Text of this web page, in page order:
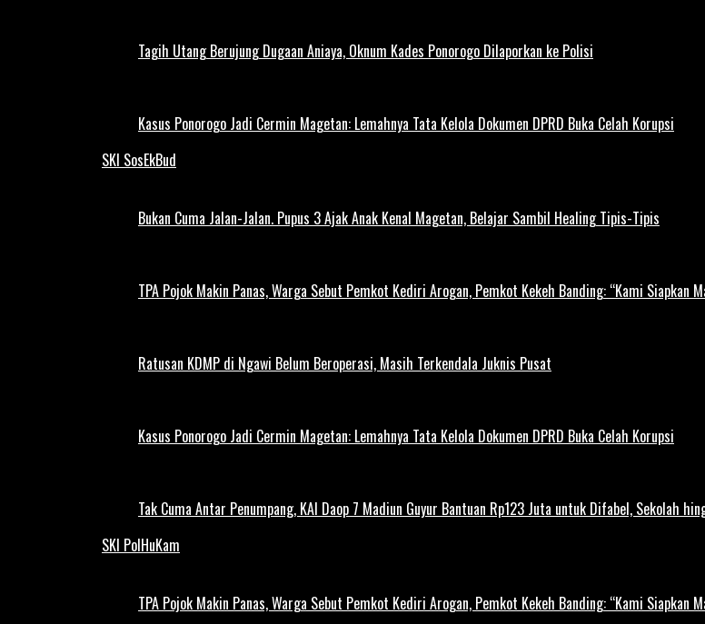
Tagih Utang Berujung Dugaan Aniaya, Oknum Kades Ponorogo Dilaporkan ke Polisi
Kasus Ponorogo Jadi Cermin Magetan: Lemahnya Tata Kelola Dokumen DPRD Buka Celah Korupsi
SKI SosEkBud
Bukan Cuma Jalan-Jalan. Pupus 3 Ajak Anak Kenal Magetan, Belajar Sambil Healing Tipis-Tipis
TPA Pojok Makin Panas, Warga Sebut Pemkot Kediri Arogan, Pemkot Kekeh Banding: “Kami Siapkan
Ratusan KDMP di Ngawi Belum Beroperasi, Masih Terkendala Juknis Pusat
Kasus Ponorogo Jadi Cermin Magetan: Lemahnya Tata Kelola Dokumen DPRD Buka Celah Korupsi
Tak Cuma Antar Penumpang, KAI Daop 7 Madiun Guyur Bantuan Rp123 Juta untuk Difabel, Sekolah
SKI PolHuKam
TPA Pojok Makin Panas, Warga Sebut Pemkot Kediri Arogan, Pemkot Kekeh Banding: “Kami Siapkan